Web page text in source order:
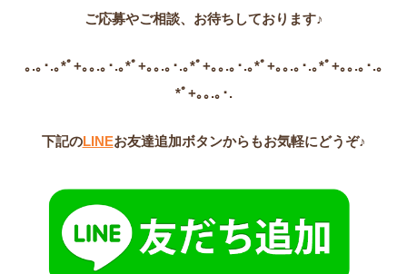
ご応募やご相談、お待ちしております♪
｡.｡･.｡*ﾟ+｡｡.｡･.｡*ﾟ+｡｡.｡･.｡*ﾟ+｡｡.｡･.｡*ﾟ+｡｡.｡･.｡*ﾟ+｡｡.｡･.｡
*ﾟ+｡｡.｡･.
下記のLINEお友達追加ボタンからもお気軽にどうぞ♪